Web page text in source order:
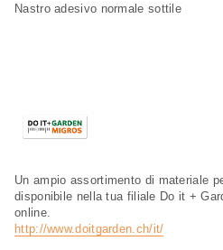
Nastro adesivo normale sottile
Un ampio assortimento di materiale
disponibile nella tua filiale Do it +
online.
http://www.doitgarden.ch/it/